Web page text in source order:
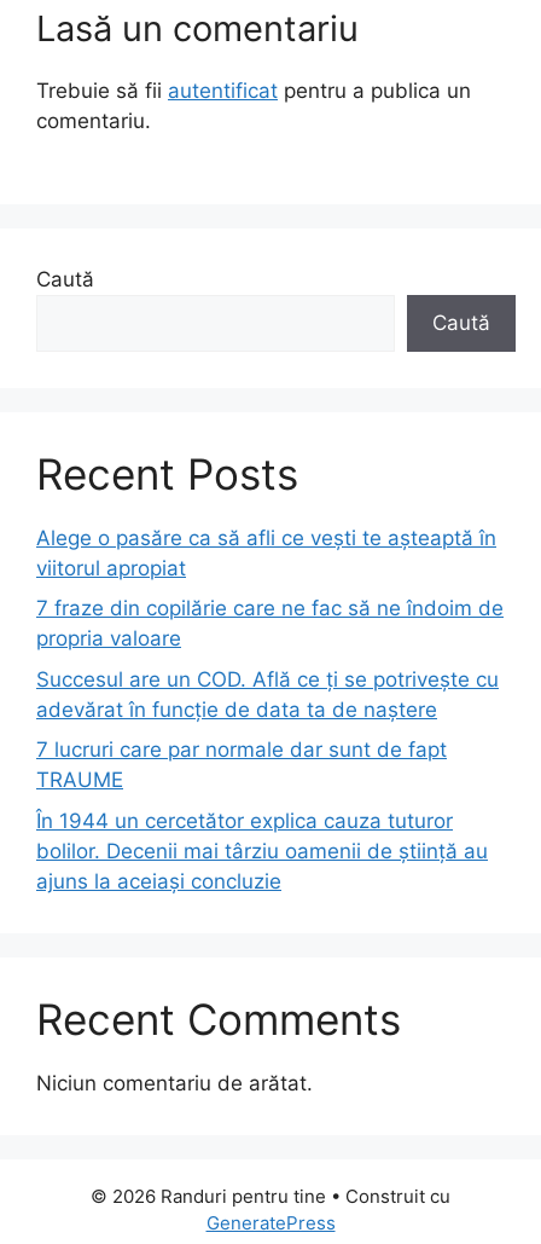
Lasă un comentariu
Trebuie să fii autentificat pentru a publica un
comentariu.
Caută
Caută
Recent Posts
Alege o pasăre ca să afli ce vești te așteaptă în
viitorul apropiat
7 fraze din copilărie care ne fac să ne îndoim de
propria valoare
Succesul are un COD. Află ce ți se potrivește cu
adevărat în funcție de data ta de naștere
7 lucruri care par normale dar sunt de fapt
TRAUME
În 1944 un cercetător explica cauza tuturor
bolilor. Decenii mai târziu oamenii de știință au
ajuns la aceiași concluzie
Recent Comments
Niciun comentariu de arătat.
© 2026 Randuri pentru tine • Construit cu
GeneratePress